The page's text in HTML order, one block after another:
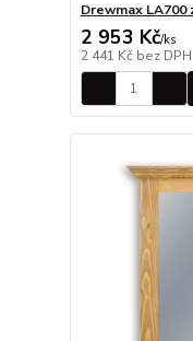
Drewmax
2 953 Kč/ks
2 441 Kč bez DPH